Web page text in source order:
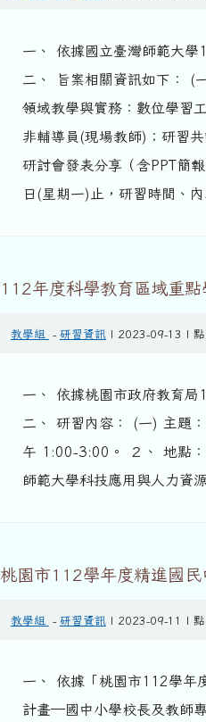
一、 依據國立臺灣師範大
二、 旨案相關資訊如下： (
領域教學與實務：數位學習
非輔導員(現場教師)；研習
研討會發表分享（含PPT簡
日(星期一)止，研習時間、
112年度科學教育區域重
教學組 - 研習資訊| 2023-09-13 | 點
一、 依據桃園市政府教育
二、 研習內容： (一) 主題
午 1:00-3:00。 ２、 地點
師範大學科技應用與人力資
桃園市112學年度精進國
教學組 - 研習資訊| 2023-09-11 | 點
一、 依據「桃園市112學年
計畫─國中小學校長及教師